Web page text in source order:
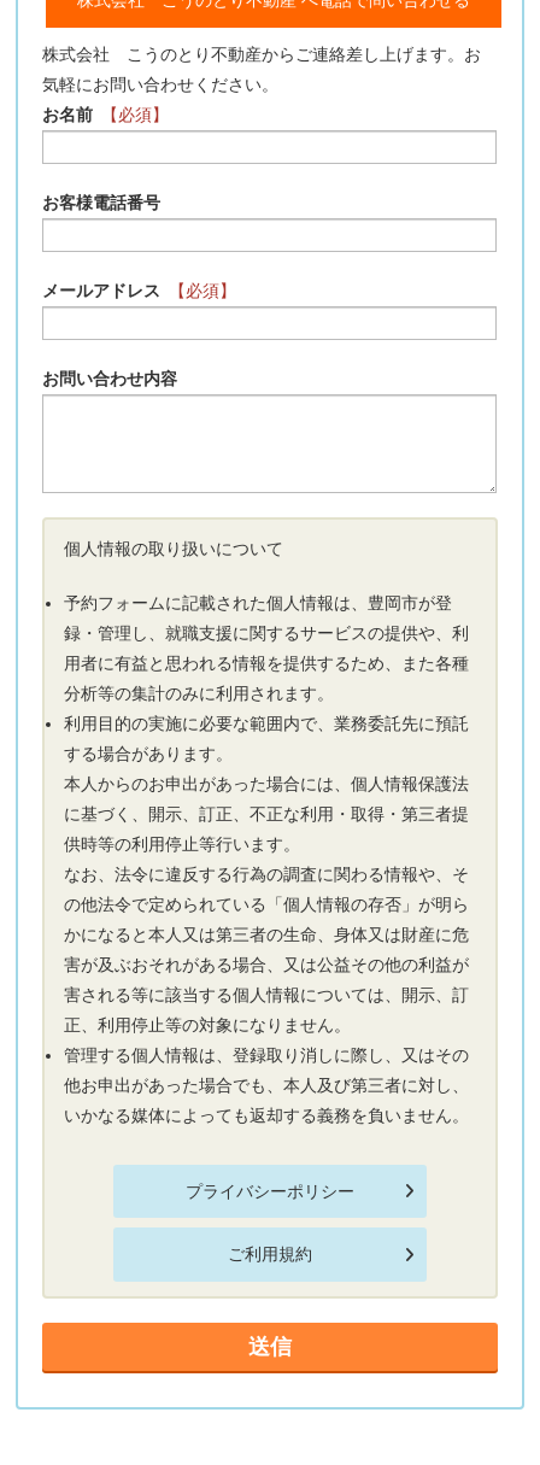
株式会社 こうのとり不動産からご連絡差し上げます。お
気軽にお問い合わせください。
お名前
【必須】
お客様電話番号
メールアドレス 【必須】
お問い合わせ内容
個人情報の取り扱いについて
予約フォームに記載された個人情報は、豊岡市が登
録・管理し、就職支援に関するサービスの提供や、利
用者に有益と思われる情報を提供するため、また各種
分析等の集計のみに利用されます。
利用目的の実施に必要な範囲内で、業務委託先に預託
する場合があります。
本人からのお申出があった場合には、個人情報保護法
に基づく、開示、訂正、不正な利用・取得・第三者提
供時等の利用停止等行います。
なお、法令に違反する行為の調査に関わる情報や、そ
の他法令で定められている「個人情報の存否」が明ら
かになると本人又は第三者の生命、身体又は財産に危
害が及ぶおそれがある場合、又は公益その他の利益が
害される等に該当する個人情報については、開示、訂
正、利用停止等の対象になりません。
管理する個人情報は、登録取り消しに際し、又はその
他お申出があった場合でも、本人及び第三者に対し、
いかなる媒体によっても返却する義務を負いません。
プライバシーポリシー
ご利用規約